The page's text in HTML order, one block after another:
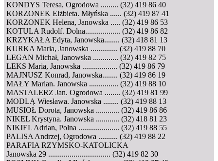
KONDYS Teresa, Ogrodowa ......... (32) 419 86 40
KORZONEK Elżbieta. Młyńska ...... (32) 419 87 41
KORZONEK Helena, Janowska ..... (32) 419 86 53
KOTULA Rudolf. Dolna.................. (32) 419 86 82
KRZYKAŁA Edyta, Janowska........ (32) 418 81 13
KURKA Maria, Janowska .............. (32) 419 88 70
LEGAN Michał, Janowska ............. (32) 419 82 75
LEKS Maria, Janowska .................. (32) 419 86 79
MAJNUSZ Konrad, Janowska........ (32) 419 86 19
MAŁY Marian. Janowska ............... (32) 419 88 10
MASTALERZ Jan. Ogrodowa ........ (32) 419 81 99
MODLĄ Wiesława. Janowska ........ (32) 419 88 13
MUSIOŁ Dorota, Janowska ............ (32) 419 86 86
NIKEL Krystyna. Janowska ............ (32) 418 81 23
NIKIEL Adrian, Polna ..................... (32) 419 88 55
PALISA Andrzej, Ogrodowa .......... (32) 419 88 22
PARAFIA RZYMSKO-KATOLICKA
Janowska 29 ................................ (32) 419 82 30